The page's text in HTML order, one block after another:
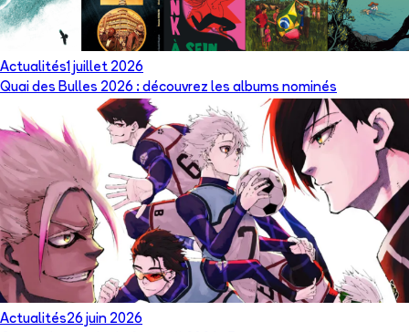
Actualités1 juillet 2026
Quai des Bulles 2026 : découvrez les albums nominés
Actualités26 juin 2026